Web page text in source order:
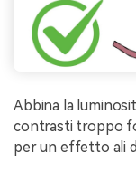
Abbina la
contrasti troppo
per un effetto ali